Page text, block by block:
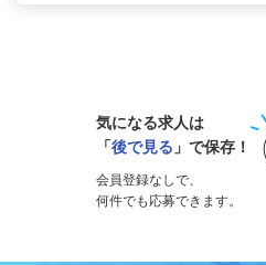
気になる求人は
「後で見る 」で保存！
会員登録なしで、
何件でも応募できます。